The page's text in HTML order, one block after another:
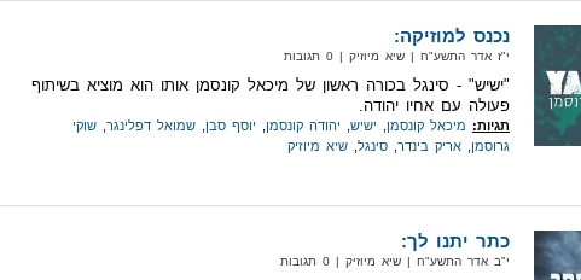
נכנס למוזיקה:
י"ז אדר התשע"ח‏ | שיא מיוזיק‏ | 0 תגובות
"ישיש" - סינגל בכורה ראשון של מיכאל קונסמן אותו הוא מוציא בשיתוף
פעולה עם אחיו יהודה.
תגיות: מיכאל קונסמן ישיש יהודה קונסמן יוסף סבן שמואל דפלינגר
שוקי
גרוסמן
אריק בינדר סינגל שיא מיוזיק
כתר יתנו לך:
י"ב אדר התשע"ח‏ | שיא מיוזיק‏ | 0 תגובות